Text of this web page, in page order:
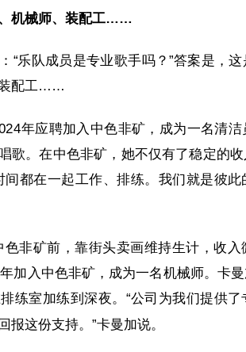
机械师、装配工……
“乐队成员是专业歌手吗？”答案是，
装配工……
年应聘加入中色非矿，成为一名清
歌。在中色非矿，她不仅有了稳定的
间都在一起工作、排练。我们就是彼
色非矿前，靠街头卖画维持生计，收
加入中色非矿，成为一名机械师。卡
练室加练到深夜。“公司为我们提供
这份支持。”卡曼加说。